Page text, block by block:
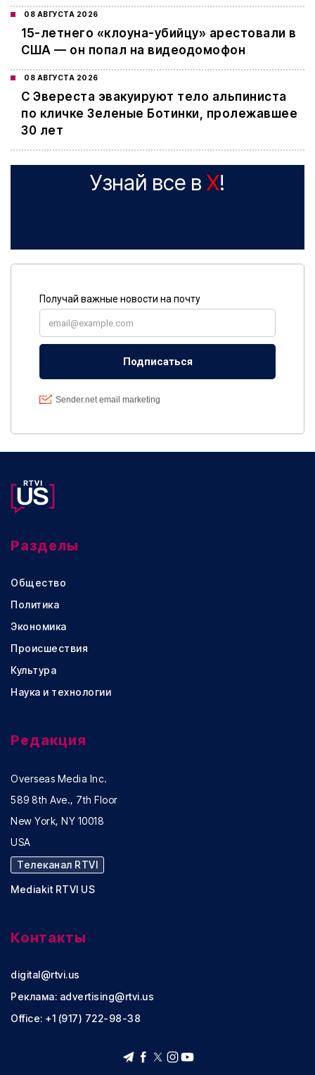
08 АВГУСТА 2026
15-летнего «клоуна-убийцу» арестовали в
США — он попал на видеодомофон
08 АВГУСТА 2026
С Эвереста эвакуируют тело альпиниста
по кличке Зеленые Ботинки, пролежавшее
30 лет
Узнай все в X!
Разделы
Общество
Политика
Экономика
Происшествия
Культура
Наука и технологии
Редакция
Overseas Media Inc.
589 8th Ave., 7th Floor
New York, NY 10018
USA
Телеканал RTVI
Mediakit RTVI US
Контакты
digital@rtvi.us
Реклама: advertising@rtvi.us
Office: +1 (917) 722-98-38